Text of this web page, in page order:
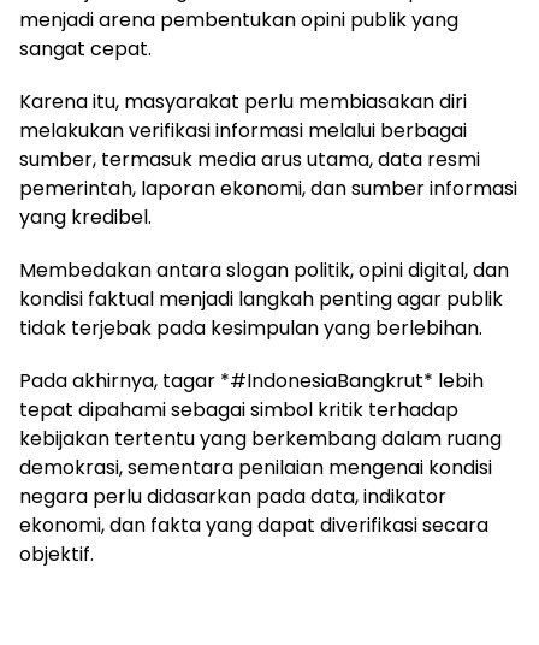
menjadi arena pembentukan opini publik yang
sangat cepat.
Karena itu, masyarakat perlu membiasakan diri
melakukan verifikasi informasi melalui berbagai
sumber, termasuk media arus utama, data resmi
pemerintah, laporan ekonomi, dan sumber informasi
yang kredibel.
Membedakan antara slogan politik, opini digital, dan
kondisi faktual menjadi langkah penting agar publik
tidak terjebak pada kesimpulan yang berlebihan.
Pada akhirnya, tagar *#IndonesiaBangkrut* lebih
tepat dipahami sebagai simbol kritik terhadap
kebijakan tertentu yang berkembang dalam ruang
demokrasi, sementara penilaian mengenai kondisi
negara perlu didasarkan pada data, indikator
ekonomi, dan fakta yang dapat diverifikasi secara
objektif.